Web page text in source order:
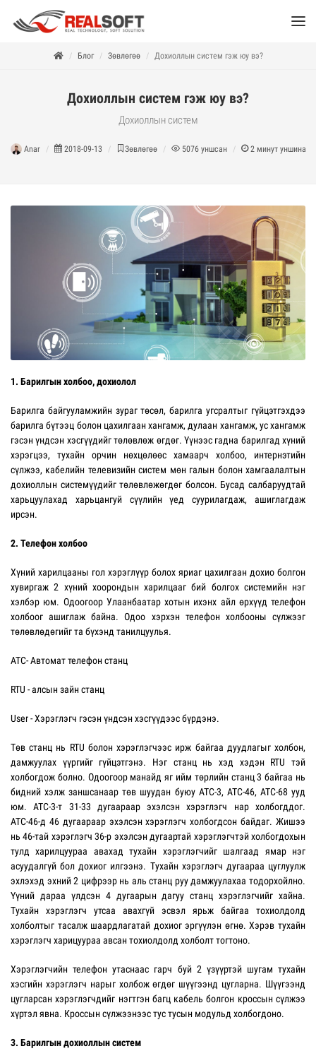
Блог Зөвлөгөө Дохиоллын систем гэж юу вэ?
Дохиоллын систем гэж юу вэ?
Дохиоллын систем
Anar 2018-09-13 Зөвлөгөө 5076 уншсан 2 минут уншина
1. Барилгын холбоо, дохиолол
Барилга байгууламжийн зураг төсөл, барилга угсралтыг гүйцэтгэхдээ
барилга бүтээц болон цахилгаан хангамж, дулаан хангамж, ус хангамж
гэсэн үндсэн хэсгүүдийг төлөвлөж өгдөг. Үүнээс гадна барилгад хүний
хэрэгцээ, тухайн орчин нөхцөлөөс хамаарч холбоо, интернэтийн
сүлжээ, кабелийн телевизийн систем мөн галын болон хамгаалалтын
дохиоллын системүүдийг төлөвлөжөгдөг болсон. Бусад салбаруудтай
харьцуулахад харьцангуй сүүлийн үед суурилагдаж, ашиглагдаж
ирсэн.
2. Телефон холбоо
Хүний харилцааны гол хэрэглүүр болох яриаг цахилгаан дохио болгон
хувиргаж 2 хүний хоорондын харилцааг бий болгох системийн нэг
хэлбэр юм. Одоогоор Улаанбаатар хотын ихэнх айл өрхүүд телефон
холбоог ашиглаж байна. Одоо хэрхэн телефон холбооны сүлжээг
төлөвлөдөгийг та бүхэнд танилцуулья.
АТС- Автомат телефон станц
RTU - алсын зайн станц
User - Хэрэглэгч гэсэн үндсэн хэсгүүдээс бүрдэнэ.
Төв станц нь RTU болон хэрэглэгчээс ирж байгаа дуудлагыг холбон,
дамжуулах үүргийг гүйцэтгэнэ. Нэг станц нь хэд хэдэн RTU тэй
холбогдож болно. Одоогоор манайд яг ийм төрлийн станц 3 байгаа нь
бидний хэлж заншсанаар төв шуудан буюу АТС-3, АТС-46, АТС-68 ууд
юм. АТС-3-т 31-33 дугаараар эхэлсэн хэрэглэгч нар холбогддог.
АТС-46-д 46 дугаараар эхэлсэн хэрэглэгч холбогдсон байдаг. Жишээ
нь 46-тай хэрэглэгч 36-р эхэлсэн дугаартай хэрэглэгчтэй холбогдохын
тулд харилцуураа авахад тухайн хэрэглэгчийг шалгаад ямар нэг
асуудалгүй бол дохиог илгээнэ. Тухайн хэрэглэгч дугаараа цуглуулж
эхлэхэд эхний 2 цифрээр нь аль станц руу дамжуулахаа тодорхойлно.
Үүний дараа үлдсэн 4 дугаарын дагуу станц хэрэглэгчийг хайна.
Тухайн хэрэглэгч утсаа авахгүй эсвэл ярьж байгаа тохиолдолд
холболтыг тасалж шаардлагатай дохиог эргүүлэн өгнө. Хэрэв тухайн
хэрэглэгч харицуураа авсан тохиолдолд холболт тогтоно.
Хэрэглэгчийн телефон утаснаас гарч буй 2 үзүүртэй шугам тухайн
хэсгийн хэрэглэгч нарыг холбож өгдөг шүүгээнд цугларна. Шүүгээнд
цугларсан хэрэглэгчдийг нэгтгэн багц кабель болгон кроссын сүлжээ
хүртэл явна. Кроссын сүлжээнээс тус тусын модульд холбогдоно.
3. Барилгын дохиоллын систем